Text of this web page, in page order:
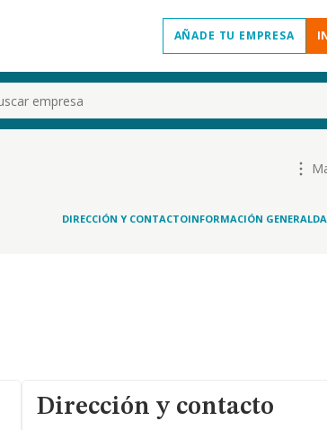
AÑADE TU EMPRESA
DIRECCIÓN Y CONTACTOINFORMACIÓN GENERAL
Dirección y contacto